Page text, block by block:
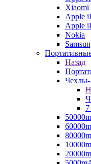
Xiaomi
Apple
Apple
Nokia
Назад
Чехлы-